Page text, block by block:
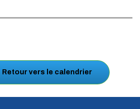
Retour vers le calendrier